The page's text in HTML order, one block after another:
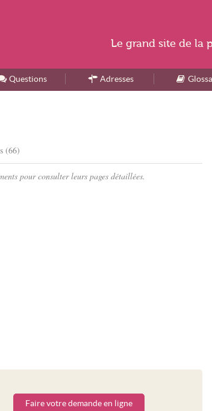
Questions Adresses
(66)
pour consulter leurs pages détaillées.
Faire votre demande en ligne
Le grand site de la